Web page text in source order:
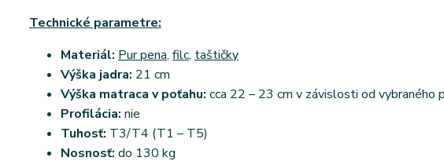
Technické parametre:
Materiál: Pur pena, filc, taštičky
Výška jadra: 21 cm
Výška matraca v poťahu: cca 22 – 23 cm v závislosti od vybraného
Profilácia: nie
Tuhosť: T3/T4 (T1 – T5)
Nosnosť: do 130 kg